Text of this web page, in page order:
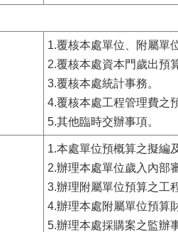
1.覆核本處單位、附屬單
2.覆核本處資本門歲出預
3.覆核本處統計事務。
4.覆核本處工程管理費之
5.其他臨時交辦事項。
1.本處單位預概算之擬編
2.辦理本處單位歲入內部
3.辦理附屬單位預算之工
4.辦理本處附屬單位預算
5.辦理本處採購案之監辦